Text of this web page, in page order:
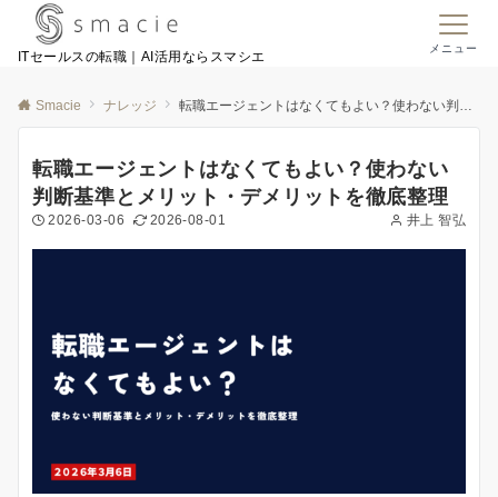
ITセールスの転職｜AI活用ならスマシエ
メニュー
Smacie ナレッジ 転職エージェントはなくてもよい？使わない判断基準とメリット・デメリットを徹底整理
転職エージェントはなくてもよい？使わない
判断基準とメリット・デメリットを徹底整理
2026-03-06 2026-08-01 井上 智弘